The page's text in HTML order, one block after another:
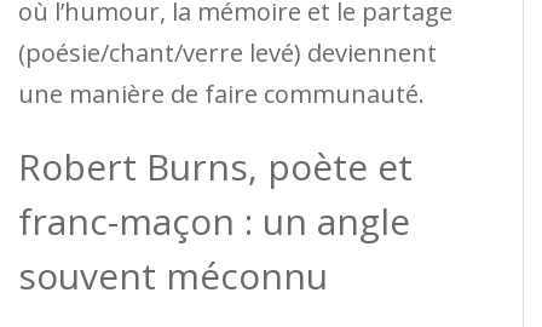
où l’humour, la mémoire et le partage
(poésie/chant/verre levé) deviennent
une manière de faire communauté.
Robert Burns, poète et
franc-maçon : un angle
souvent méconnu